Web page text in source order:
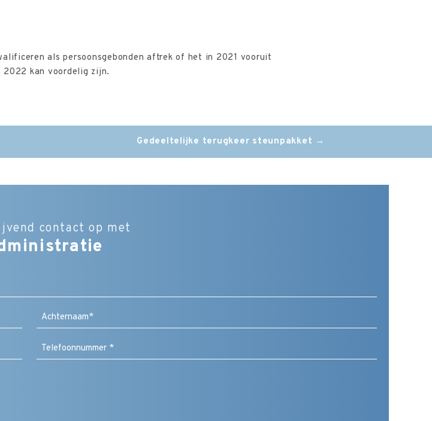
als persoonsgebonden aftrek of het in 2021 vooruit
kan voordelig zijn.
Gedeeltelijke terugkeer steunpakket →
contact op met
Naam